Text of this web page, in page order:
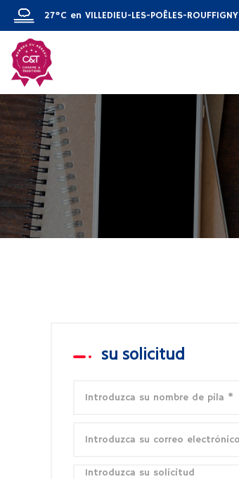
27°C en VILLEDIEU-LES-POÊLES-ROUFFIGNY
Descubrir
su solicitud